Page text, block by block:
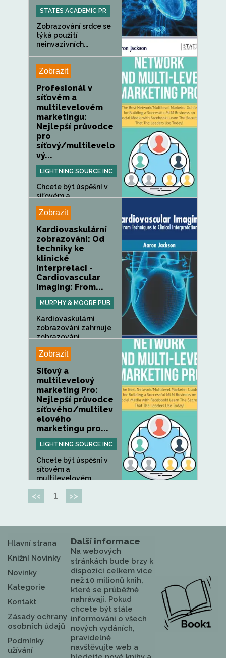
STATES ACADEMIC PR
Zobrazování srdce se
týká použití
neinvazivních...
Zobrazit
Profesionál v
síťovém a
multilevelovém
marketingu:
Nejlepší průvodce
pro
síťový/multilevelo
vý...
LIGHTNING SOURCE INC
Chcete být úspěšní v
síťovém a
multilevelovém...
Zobrazit
Kardiovaskulární
zobrazování: Od
techniky ke
klinické
interpretaci -
Cardiovascular
Imaging: From...
MURPHY & MOORE PUB
Kardiovaskulární
zobrazování zahrnuje
zobrazování...
Zobrazit
Síťový a
multilevelový
marketing Pro:
Nejlepší průvodce
síťového/multilev
elového
marketingu pro...
LIGHTNING SOURCE INC
Chcete být úspěšní v
síťovém a
multilevelovém...
<< 1 >>
Hlavní strana
Knižní Novinky
Novinky
Kategorie
Kontakt
Zásady ochrany
osobních údajů
Podmínky
užívání
Další informace
Na webových
stránkách bude brzy k
dispozici celkem více
než 10 milionů knih,
které se průběžně
nahrávají. Pokud
chcete být stále
informováni o všech
nových vydáních,
pravidelně
navštěvujte web a